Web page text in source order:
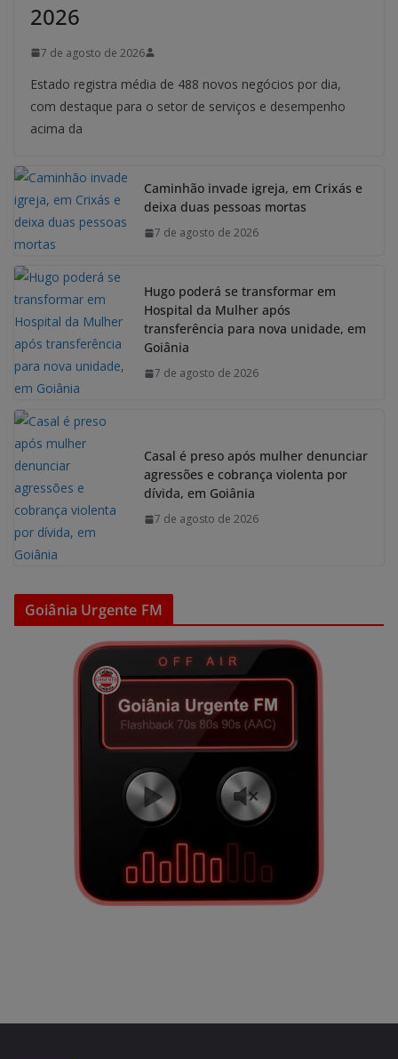
2026
7 de agosto de 2026
Estado registra média de 488 novos negócios por dia,
com destaque para o setor de serviços e desempenho
acima da
Caminhão invade igreja, em Crixás e
deixa duas pessoas mortas
7 de agosto de 2026
Hugo poderá se transformar em
Hospital da Mulher após
transferência para nova unidade, em
Goiânia
7 de agosto de 2026
Casal é preso após mulher denunciar
agressões e cobrança violenta por
dívida, em Goiânia
7 de agosto de 2026
Goiânia Urgente FM